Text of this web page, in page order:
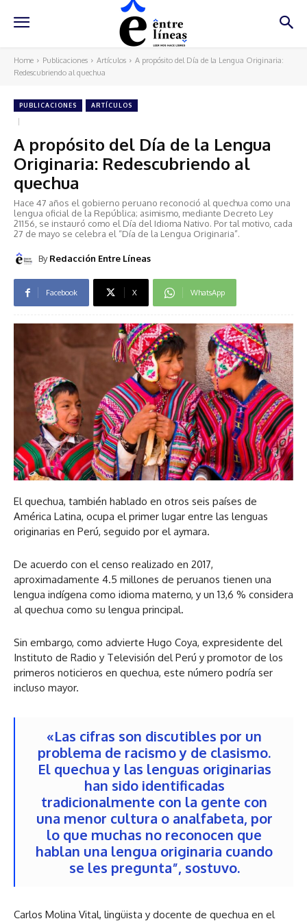
Home Publicaciones Artículos
A propósito del Día de la Lengua Originaria:
Redescubriendo al quechua
PUBLICACIONES ARTÍCULOS
A propósito del Día de la Lengua
Originaria: Redescubriendo al
quechua
Hace 47 años el gobierno peruano reconoció al quechua como una
lengua oficial de la República; asimismo, mediante Decreto Ley
21156, se instauró como el Día del Idioma Nativo. Por tal motivo, cada
27 de mayo se celebra el “Día de la Lengua Originaria”.
By Redacción Entre Líneas
Facebook X WhatsApp
El quechua, también hablado en otros seis países de
América Latina, ocupa el primer lugar entre las lenguas
originarias en Perú, seguido por el aymara.
De acuerdo con el censo realizado en 2017,
aproximadamente 4.5 millones de peruanos tienen una
lengua indígena como idioma materno, y un 13,6 % considera
al quechua como su lengua principal.
Sin embargo, como advierte Hugo Coya, expresidente del
Instituto de Radio y Televisión del Perú y promotor de los
primeros noticieros en quechua, este número podría ser
incluso mayor.
«Las cifras son discutibles por un
problema de racismo y de clasismo.
El quechua y las lenguas originarias
han sido identificadas
tradicionalmente con la gente con
una menor cultura o analfabeta, por
lo que muchas no reconocen que
hablan una lengua originaria cuando
se les pregunta”, sostuvo.
Carlos Molina Vital, lingüista y docente de quechua en el